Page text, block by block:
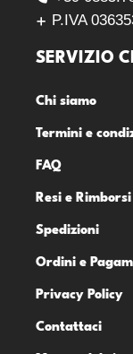
P.IVA
SERVIZIO
Chi siamo
Termini e
FAQ
Resi e Rimborsi
Spedizioni
Ordini e
Privacy Policy
Contattaci